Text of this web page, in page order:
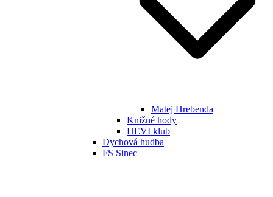
Matej Hrebenda
Knižné hody
HEVI klub
Dychová hudba
FS Sinec